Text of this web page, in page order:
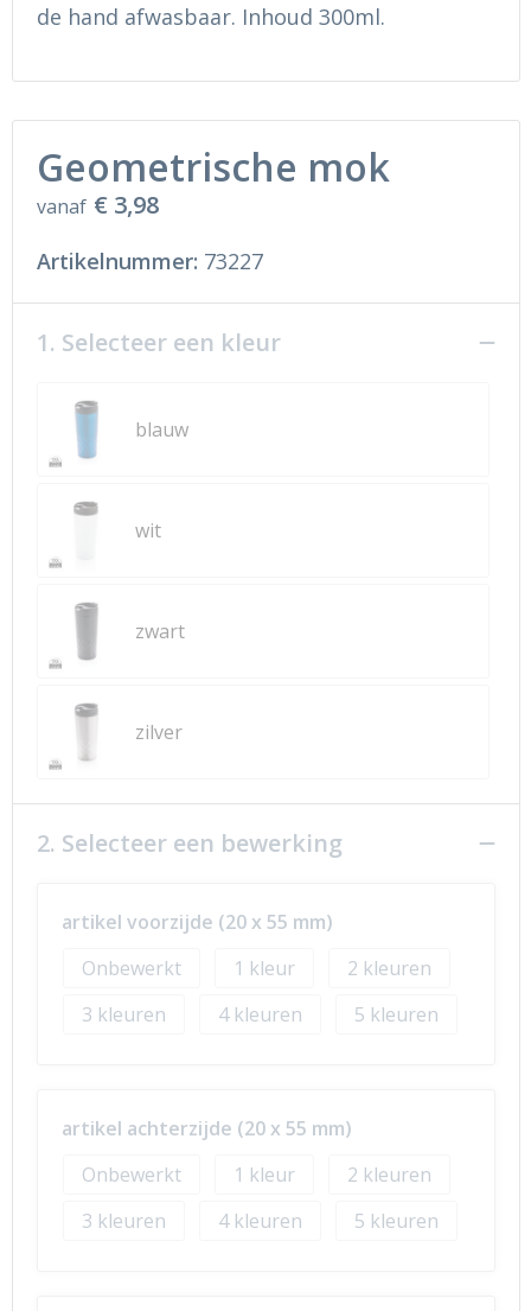
Ondergoed en Sokken
Gereedschap
Schoenen
Gehoorbescherming
Sokken en Nachtkleding
Schoenen
Gilets
de hand afwasbaar. Inhoud 300ml.
Geometrische mok
vanaf € 3,98
Artikelnummer: 73227
1. Selecteer een kleur
blauw
wit
zwart
zilver
2. Selecteer een bewerking
artikel voorzijde (20 x 55 mm)
Onbewerkt
1
2
3
4 5
artikel achterzijde (20 x 55 mm)
Onbewerkt
1
2
3
4 5